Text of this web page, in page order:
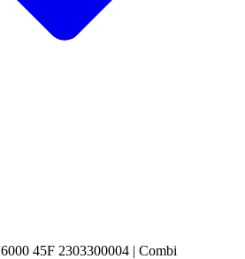
45F 2303300004 | Combi